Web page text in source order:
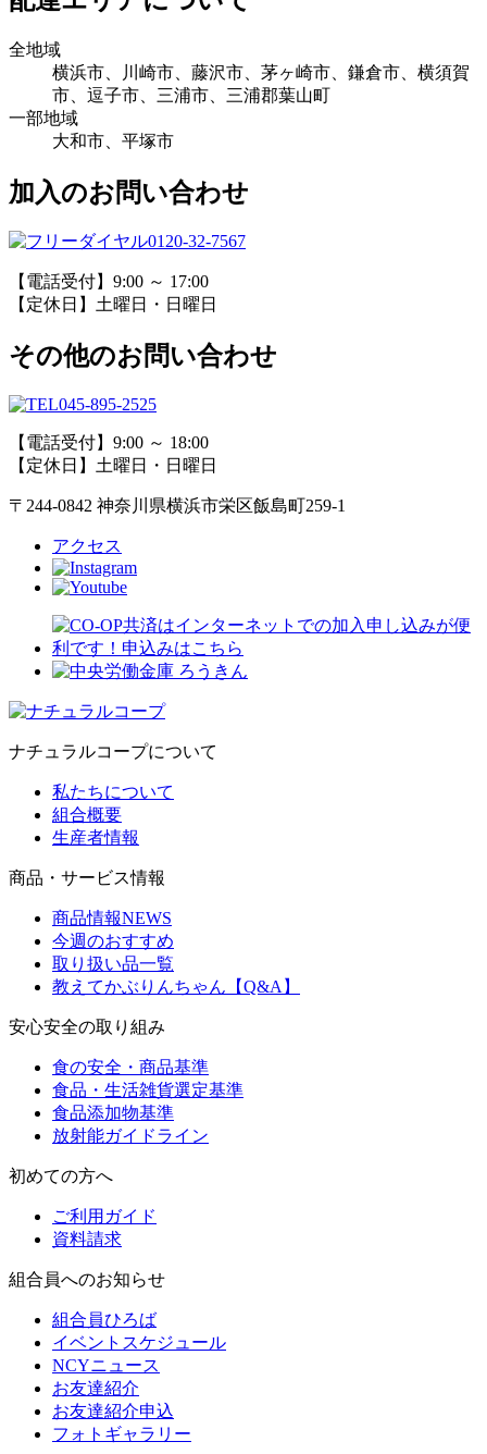
全地域
横浜市、川崎市、藤沢市、茅ヶ崎市、鎌倉市、横須賀
市、逗子市、三浦市、三浦郡葉山町
一部地域
大和市、平塚市
加入のお問い合わせ
0120-32-7567
【電話受付】9:00 ～ 17:00
【定休日】土曜日・日曜日
その他のお問い合わせ
045-895-2525
【電話受付】9:00 ～ 18:00
【定休日】土曜日・日曜日
〒244-0842 神奈川県横浜市栄区飯島町259-1
アクセス
ナチュラルコープについて
私たちについて
組合概要
生産者情報
商品・サービス情報
商品情報NEWS
今週のおすすめ
取り扱い品一覧
教えてかぶりんちゃん【Q&A】
安心安全の取り組み
食の安全・商品基準
食品・生活雑貨選定基準
食品添加物基準
放射能ガイドライン
初めての方へ
ご利用ガイド
資料請求
組合員へのお知らせ
組合員ひろば
イベントスケジュール
NCYニュース
お友達紹介
お友達紹介申込
フォトギャラリー